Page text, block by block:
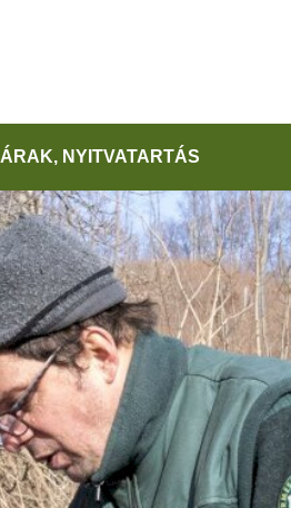
ÁRAK, NYITVATARTÁS